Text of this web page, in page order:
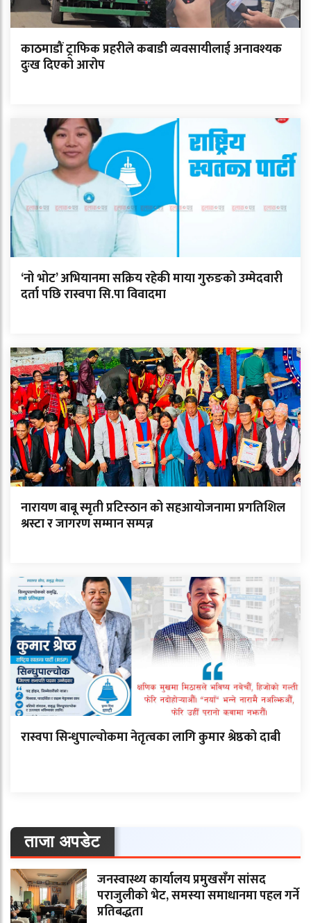
काठमाडौं ट्राफिक प्रहरीले कबाडी व्यवसायीलाई अनावश्यक
दुःख दिएको आरोप
‘नो भोट’ अभियानमा सक्रिय रहेकी माया गुरुङको उम्मेदवारी
दर्ता पछि रास्वपा सि.पा विवादमा
नारायण बाबू स्मृती प्रटिस्ठान को सहआयोजनामा प्रगतिशिल
श्रस्टा र जागरण सम्मान सम्पन्न
रास्वपा सिन्धुपाल्चोकमा नेतृत्वका लागि कुमार श्रेष्ठको दाबी
ताजा अपडेट
जनस्वास्थ्य कार्यालय प्रमुखसँग सांसद
पराजुलीको भेट, समस्या समाधानमा पहल गर्ने
प्रतिबद्धता